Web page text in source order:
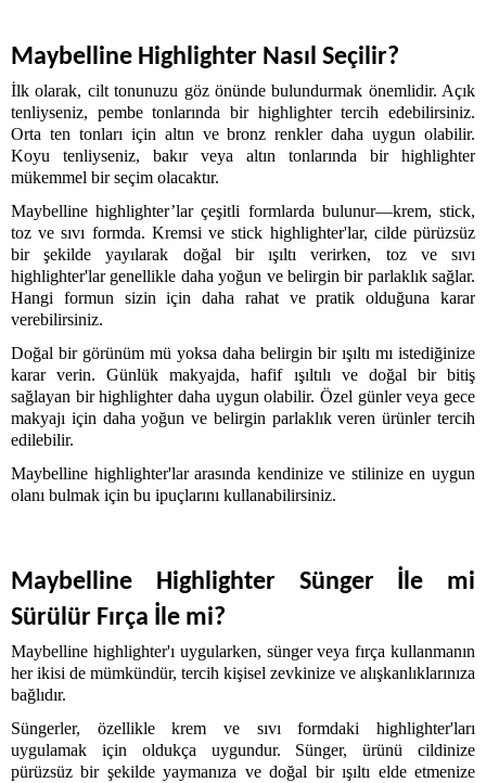
Maybelline Highlighter Nasıl Seçilir?
İlk olarak, cilt tonunuzu göz önünde bulundurmak önemlidir. Açık
tenliyseniz, pembe tonlarında bir highlighter tercih edebilirsiniz.
Orta ten tonları için altın ve bronz renkler daha uygun olabilir.
Koyu tenliyseniz, bakır veya altın tonlarında bir highlighter
mükemmel bir seçim olacaktır.
Maybelline highlighter’lar çeşitli formlarda bulunur—krem, stick,
toz ve sıvı formda. Kremsi ve stick highlighter'lar, cilde pürüzsüz
bir şekilde yayılarak doğal bir ışıltı verirken, toz ve sıvı
highlighter'lar genellikle daha yoğun ve belirgin bir parlaklık sağlar.
Hangi formun sizin için daha rahat ve pratik olduğuna karar
verebilirsiniz.
Doğal bir görünüm mü yoksa daha belirgin bir ışıltı mı istediğinize
karar verin. Günlük makyajda, hafif ışıltılı ve doğal bir bitiş
sağlayan bir highlighter daha uygun olabilir. Özel günler veya gece
makyajı için daha yoğun ve belirgin parlaklık veren ürünler tercih
edilebilir.
Maybelline highlighter'lar arasında kendinize ve stilinize en uygun
olanı bulmak için bu ipuçlarını kullanabilirsiniz.
Maybelline Highlighter Sünger İle mi
Sürülür Fırça İle mi?
Maybelline highlighter'ı uygularken, sünger veya fırça kullanmanın
her ikisi de mümkündür, tercih kişisel zevkinize ve alışkanlıklarınıza
bağlıdır.
Süngerler, özellikle krem ve sıvı formdaki highlighter'ları
uygulamak için oldukça uygundur. Sünger, ürünü cildinize
pürüzsüz bir şekilde yaymanıza ve doğal bir ışıltı elde etmenize